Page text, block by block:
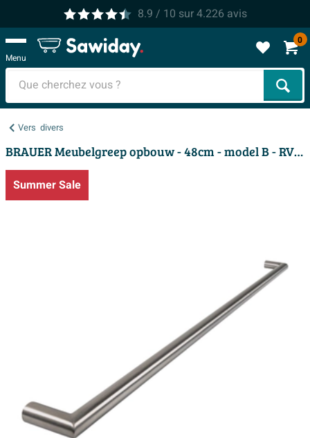
8.9 / 10 sur4.226 avis
Menu
0
Vers divers
BRAUER Meubelgreep opbouw - 48cm - model B - RVS materiaal - aluminium
Summer Sale